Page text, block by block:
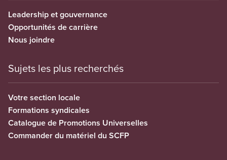
Leadership et gouvernance
Opportunités de carrière
Nous joindre
Sujets les plus recherchés
Votre section locale
Formations syndicales
Catalogue de Promotions Universelles
Commander du matériel du SCFP